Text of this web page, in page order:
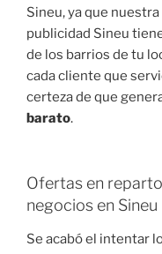
Sineu, ya que
publicidad Sineu
de los barrios de tu
cada cliente que
certeza de que
barato.
Ofertas en
negocios en Sineu
Se acabó el intentar